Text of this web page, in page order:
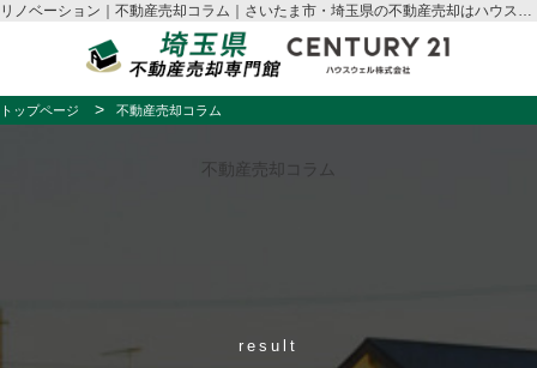
リノベーション｜不動産売却コラム｜さいたま市・埼玉県の不動産売却はハウスウェル
トップページ 不動産売却コラム
不動産売却コラム
result